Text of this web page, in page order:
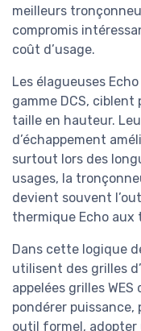
meilleurs
compromis
coût d’usage.
Les élagueuses
gamme DCS,
taille en hauteur.
d’échappement
surtout lors des
usages, la
devient souvent
thermique Echo aux
Dans cette logique
utilisent des grilles
appelées grilles
pondérer puissance,
outil formel,